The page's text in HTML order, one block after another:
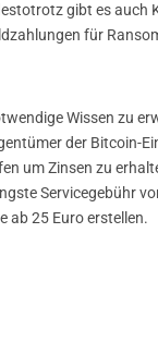
gibt es auch
für
Wissen zu
der Bitcoin-
um Zinsen zu
Servicegebühr
ab 25 Euro erstellen.